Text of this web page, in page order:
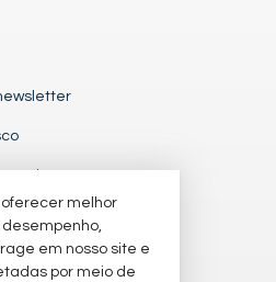
melhor
em nosso site e
por meio de